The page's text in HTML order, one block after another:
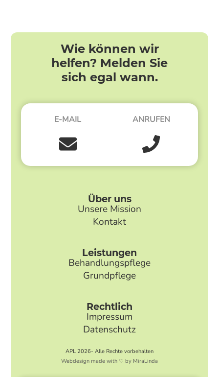
Wie können wir
helfen? Melden Sie
sich egal wann.
E-MAIL ANRUFEN
Über uns
Unsere Mission
Kontakt
Leistungen
Behandlungspflege
Grundpflege
Rechtlich
Impressum
Datenschutz
APL 2026- Alle Rechte vorbehalten
Webdesign made with ♡ by MiraLinda